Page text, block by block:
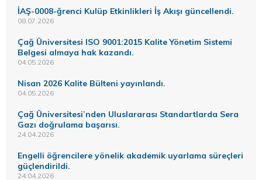
İAŞ-0008-ğrenci Kulüp Etkinlikleri İş Akışı güncellendi.
08.07.2026
Çağ Üniversitesi ISO 9001:2015 Kalite Yönetim Sistemi
Belgesi almaya hak kazandı.
04.05.2026
Nisan 2026 Kalite Bülteni yayınlandı.
04.05.2026
Çağ Üniversitesi’nden Uluslararası Standartlarda Sera
Gazı doğrulama başarısı.
24.04.2026
Engelli öğrencilere yönelik akademik uyarlama süreçleri
güçlendirildi.
24.04.2026